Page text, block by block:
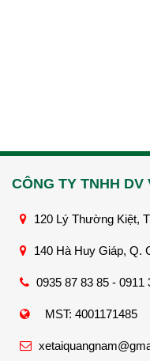
CÔNG TY TNHH
120 Lý Thường Kiệt,
140 Hà Huy Giáp, Q.
0935 87 83 85 - 0911
MST: 4001171485